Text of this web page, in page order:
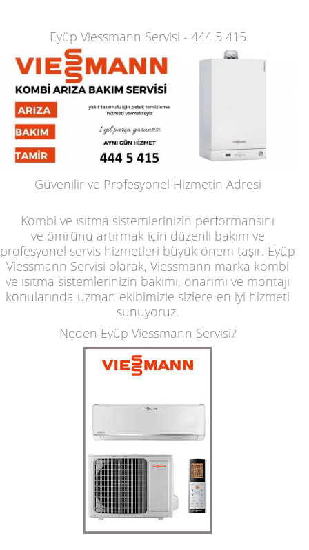
Eyüp Viessmann Servisi - 444 5 415
Güvenilir ve Profesyonel Hizmetin Adresi
Kombi ve ısıtma sistemlerinizin performansını
ve ömrünü artırmak için düzenli bakım ve
profesyonel servis hizmetleri büyük önem taşır. Eyüp
Viessmann Servisi olarak, Viessmann marka kombi
ve ısıtma sistemlerinizin bakımı, onarımı ve montajı
konularında uzman ekibimizle sizlere en iyi hizmeti
sunuyoruz.
Neden Eyüp Viessmann Servisi?